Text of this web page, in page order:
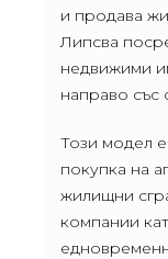
и продава
Липсва
недвижими
направо със
Този модел
покупка на
жилищни
компании